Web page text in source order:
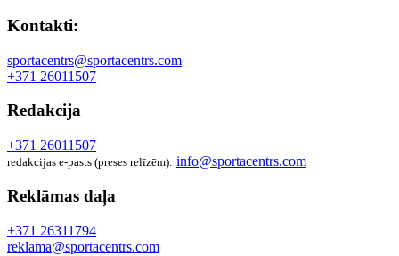
Kontakti:
sportacentrs@sportacentrs.com
+371 26011507
Redakcija
+371 26011507
redakcijas e-pasts (preses relīzēm): info@sportacentrs.com
Reklāmas daļa
+371 26311794
reklama@sportacentrs.com